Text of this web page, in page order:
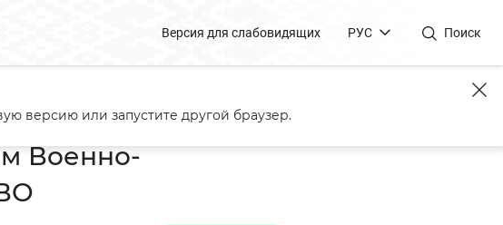
Версия для слабовидящих РУС Поиск
силами и войсками ПВО
Военно-
версию или запустите другой браузер.